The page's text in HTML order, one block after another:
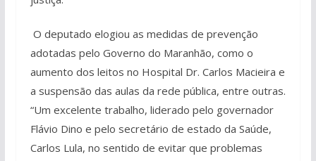
O deputado elogiou as medidas de prevenção
adotadas pelo Governo do Maranhão, como o
aumento dos leitos no Hospital Dr. Carlos Macieira e
a suspensão das aulas da rede pública, entre outras.
“Um excelente trabalho, liderado pelo governador
Flávio Dino e pelo secretário de estado da Saúde,
Carlos Lula, no sentido de evitar que problemas